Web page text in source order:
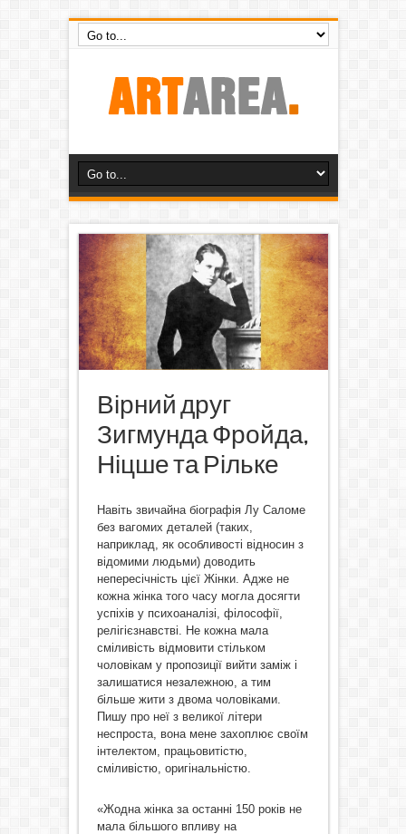
Вірний друг
Зигмунда Фройда,
Ніцше та Рільке
Навіть звичайна біографія Лу Саломе
без вагомих деталей (таких,
наприклад, як особливості відносин з
відомими людьми) доводить
непересічність цієї Жінки. Адже не
кожна жінка того часу могла досягти
успіхів у психоаналізі, філософії,
релігієзнавстві. Не кожна мала
сміливість відмовити стільком
чоловікам у пропозиції вийти заміж і
залишатися незалежною, а тим
більше жити з двома чоловіками.
Пишу про неї з великої літери
неспроста, вона мене захоплює своїм
інтелектом, працьовитістю,
сміливістю, оригінальністю.
«Жодна жінка за останні 150 років не
мала більшого впливу на